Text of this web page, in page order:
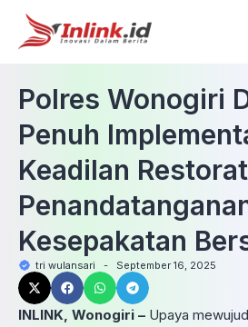
Polres Wonogiri
Penuh
Keadilan
Kesepakatan
tri wulansari - September 16, 2025
INLINK, Wonogiri – Upaya